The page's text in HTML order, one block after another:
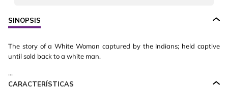
SINOPSIS
The story of a White Woman captured by the Indians; held captive
until sold back to a white man.
...
CARACTERÍSTICAS